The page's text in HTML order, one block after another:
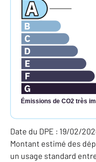
Émissions de CO2 très
Date du DPE : 19/02/
Montant estimé des
un usage standard